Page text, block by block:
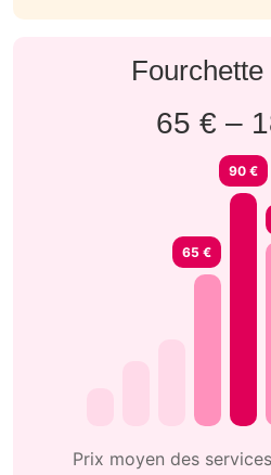
65 € –
65 €
90 €
Prix moyen des